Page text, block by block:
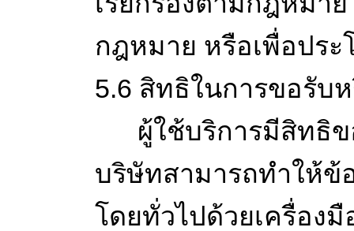
กฎหมาย หรือเพื่อปร
5.6 สิทธิในการขอรับ
ผู้ใช้บริการมีสิทธิข
บริษัทสามารถทำให้ข้
โดยทั่วไปด้วยเครื่อง